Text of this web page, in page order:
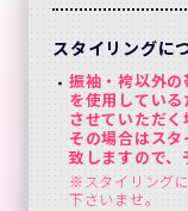
スタイリングに
振袖・袴以外
を使用してい
させていただ
その場合はス
致しますので、
※スタイリング
下さいませ。